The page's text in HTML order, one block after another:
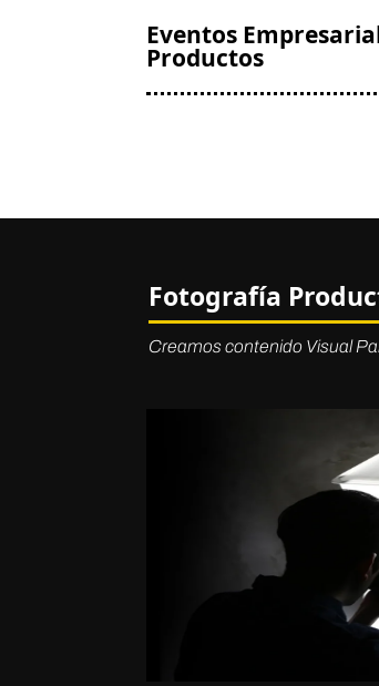
Eventos
Productos
Fotografía
Creamos contenido Visual